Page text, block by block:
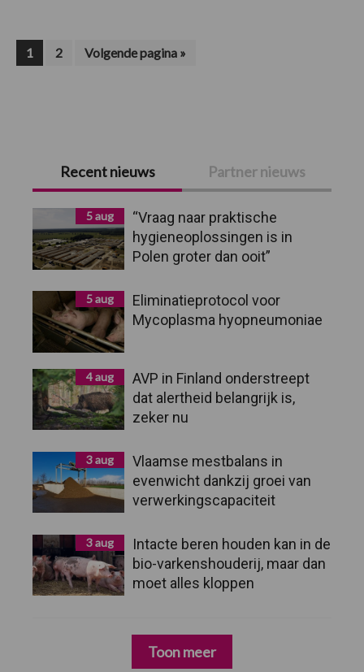
Pagina
1 Pagina
2
Ga
naar
Volgende pagina »
Primaire
Sidebar
Recent nieuws Partner nieuws
5 aug
“Vraag naar praktische
hygieneoplossingen is in
Polen groter dan ooit”
5 aug
Eliminatieprotocol voor
Mycoplasma hyopneumoniae
4 aug
AVP in Finland onderstreept
dat alertheid belangrijk is,
zeker nu
3 aug
Vlaamse mestbalans in
evenwicht dankzij groei van
verwerkingscapaciteit
3 aug
Intacte beren houden kan in de
bio-varkenshouderij, maar dan
moet alles kloppen
Toon meer